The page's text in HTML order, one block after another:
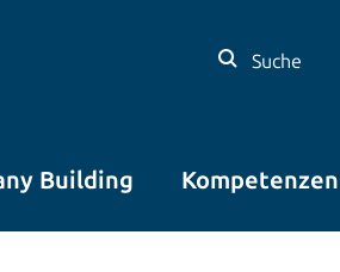
Suche
Building Kompetenzen